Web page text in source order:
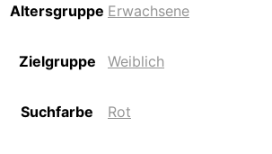
Altersgruppe Erwachsene
Zielgruppe Weiblich
Suchfarbe Rot